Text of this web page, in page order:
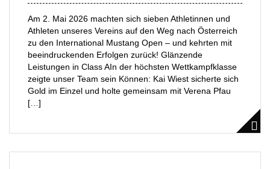
Am 2. Mai 2026 machten sich sieben Athletinnen und
Athleten unseres Vereins auf den Weg nach Österreich
zu den International Mustang Open – und kehrten mit
beeindruckenden Erfolgen zurück! Glänzende
Leistungen in Class AIn der höchsten Wettkampfklasse
zeigte unser Team sein Können: Kai Wiest sicherte sich
Gold im Einzel und holte gemeinsam mit Verena Pfau
[…]